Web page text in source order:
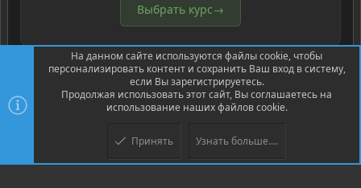
Выбрать курс→
Community platform by XenForo ® © 2010-2026 XenForo Ltd.
© Jason Axelrod of 8WAYRUN
На данном сайте используются файлы cookie, чтобы
персонализировать контент и сохранить Ваш вход в систему,
если Вы зарегистрируетесь.
Продолжая использовать этот сайт, Вы соглашаетесь на
использование наших файлов cookie.
Принять Узнать больше....